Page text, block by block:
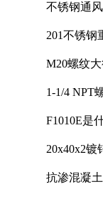
不锈钢通
201不锈钢
M20螺纹
1-1/4 NPT
F1010E是
20x40x2
抗渗混凝